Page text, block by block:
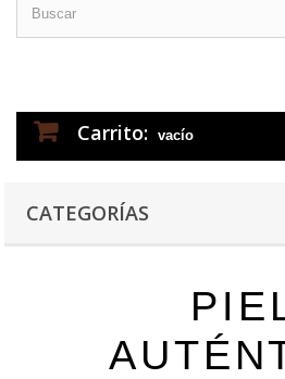
Carrito: vacío
CATEGORÍAS